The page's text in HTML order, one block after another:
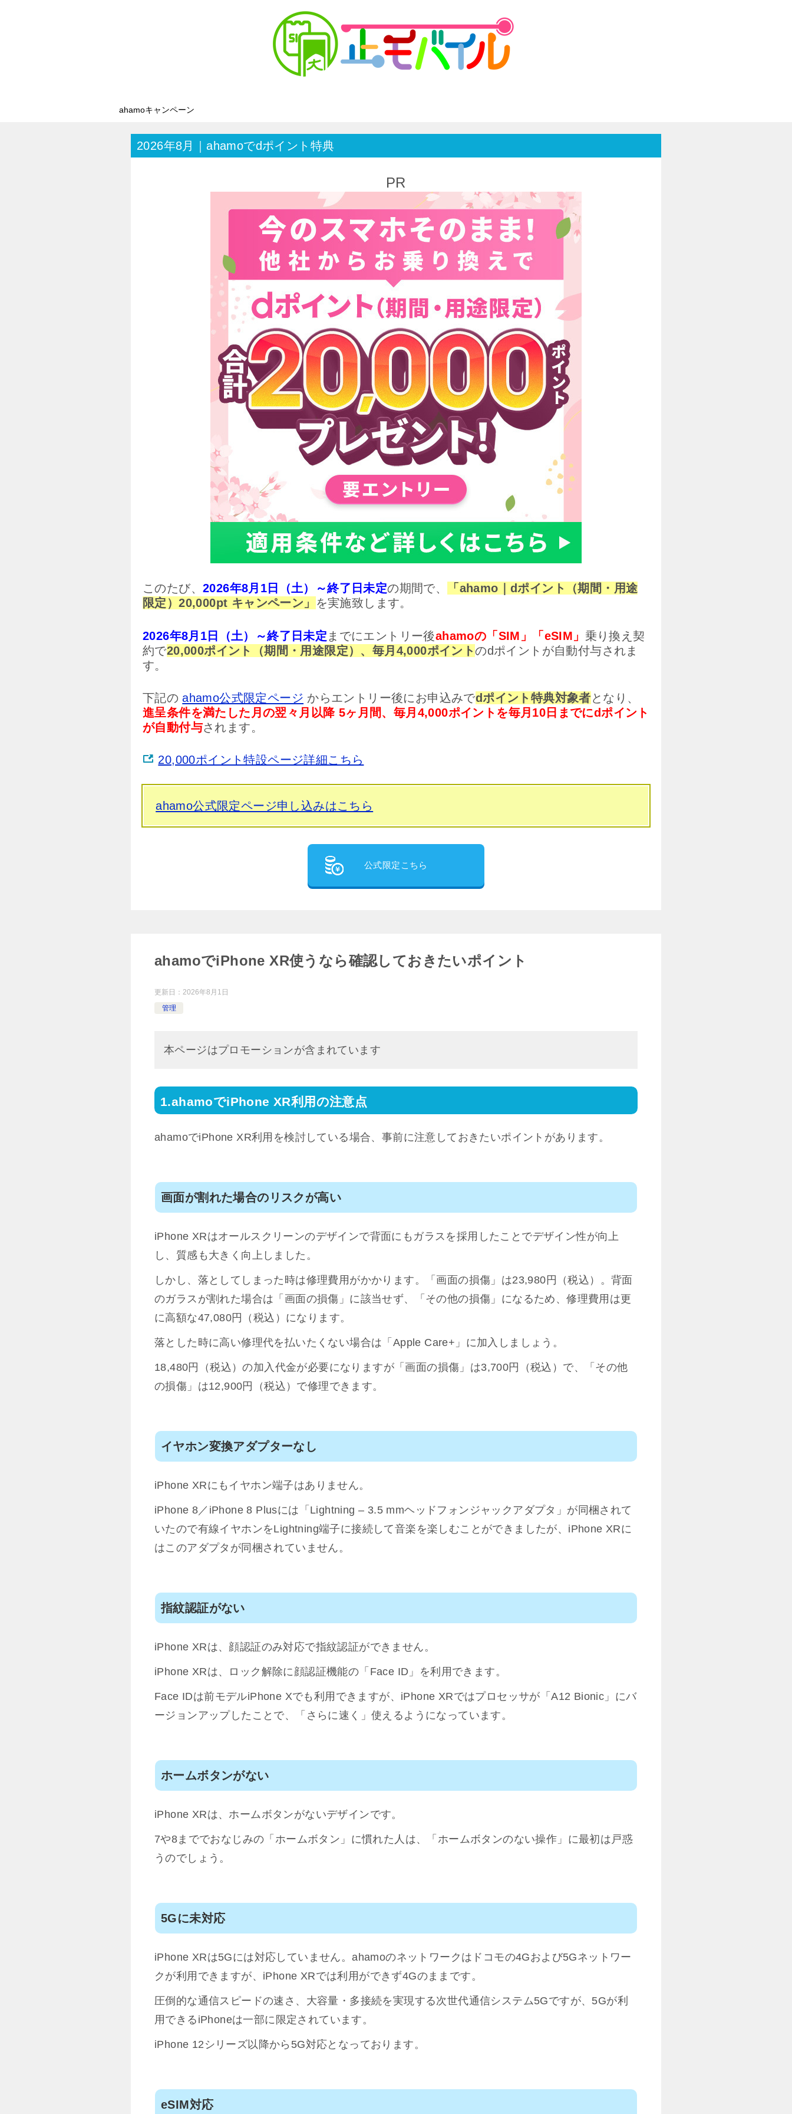
ahamoキャンペーン
2026年8月｜ahamoでdポイント特典
PR
このたび、 2026年8月1日（土）～終了日未定の期間で、
「ahamo｜dポイント（期間・用途
限定）20,000pt キャンペーン」
を実施致します。
2026年8月1日（土）～終了日未定 までにエントリー後ahamoの「SIM」「eSIM」 乗り換え契
約で20,000ポイント（期間・用途限定）、毎月4,000ポイントのdポイントが自動付与されま
す。
下記の ahamo公式限定ページ からエントリー後にお申込みでdポイント特典対象者となり、
進呈条件を満たした月の翌々月以降 5ヶ月間、毎月4,000ポイントを毎月10日までにdポイント
が自動付与されます。
20,000ポイント特設ページ詳細こちら
ahamo公式限定ページ申し込みはこちら
公式限定こちら
ahamoでiPhone XR使うなら確認しておきたいポイント
更新日： 2026年8月1日
管理
本ページはプロモーションが含まれています
ahamoでiPhone XR利用の注意点
ahamoでiPhone XR利用を検討している場合、事前に注意しておきたいポイントがあります。
画面が割れた場合のリスクが高い
iPhone XRはオールスクリーンのデザインで背面にもガラスを採用したことでデザイン性が向上
し、質感も大きく向上しました。
しかし、落としてしまった時は修理費用がかかります。「画面の損傷」は23,980円（税込）。背面
のガラスが割れた場合は「画面の損傷」に該当せず、「その他の損傷」になるため、修理費用は更
に高額な47,080円（税込）になります。
落とした時に高い修理代を払いたくない場合は「Apple Care+」に加入しましょう。
18,480円（税込）の加入代金が必要になりますが「画面の損傷」は3,700円（税込）で、「その他
の損傷」は12,900円（税込）で修理できます。
イヤホン変換アダプターなし
iPhone XRにもイヤホン端子はありません。
iPhone 8／iPhone 8 Plusには「Lightning – 3.5 mmヘッドフォンジャックアダプタ」が同梱されて
いたので有線イヤホンをLightning端子に接続して音楽を楽しむことができましたが、iPhone XRに
はこのアダプタが同梱されていません。
指紋認証がない
iPhone XRは、顔認証のみ対応で指紋認証ができません。
iPhone XRは、ロック解除に顔認証機能の「Face ID」を利用できます。
Face IDは前モデルiPhone Xでも利用できますが、iPhone XRではプロセッサが「A12 Bionic」にバ
ージョンアップしたことで、「さらに速く」使えるようになっています。
ホームボタンがない
iPhone XRは、ホームボタンがないデザインです。
7や8まででおなじみの「ホームボタン」に慣れた人は、「ホームボタンのない操作」に最初は戸惑
うのでしょう。
5Gに未対応
iPhone XRは5Gには対応していません。ahamoのネットワークはドコモの4Gおよび5Gネットワー
クが利用できますが、iPhone XRでは利用ができず4Gのままです。
圧倒的な通信スピードの速さ、大容量・多接続を実現する次世代通信システム5Gですが、5Gが利
用できるiPhoneは一部に限定されています。
iPhone 12シリーズ以降から5G対応となっております。
eSIM対応